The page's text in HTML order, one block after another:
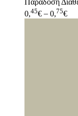
Παράδοση
0,45€ – 0,75€